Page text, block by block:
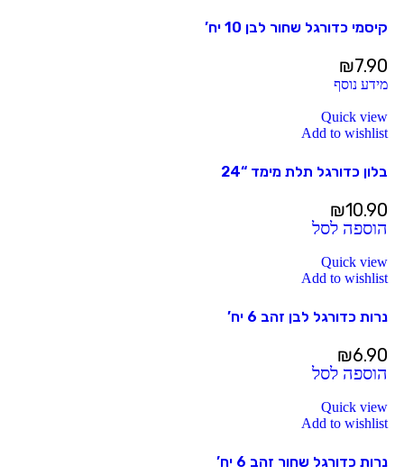
קיסמי כדורגל שחור לבן 10 יח’
₪7.90
מידע נוסף
Quick view
Add to wishlist
בלון כדורגל תלת מימד “24
₪10.90
הוספה לסל
Quick view
Add to wishlist
נרות כדורגל לבן זהב 6 יח’
₪6.90
הוספה לסל
Quick view
Add to wishlist
נרות כדורגל שחור זהב 6 יח’